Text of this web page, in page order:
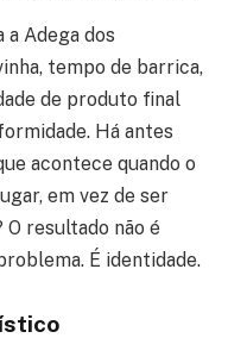
a Adega dos
tempo de barrica,
de produto final
Há antes
acontece quando o
em vez de ser
resultado não é
É identidade.